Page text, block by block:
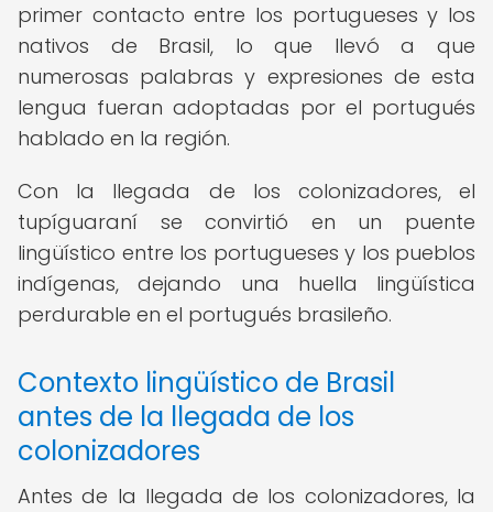
primer contacto entre los portugueses y los
nativos de Brasil, lo que llevó a que
numerosas palabras y expresiones de esta
lengua fueran adoptadas por el portugués
hablado en la región.
Con la llegada de los colonizadores, el
tupíguaraní se convirtió en un puente
lingüístico entre los portugueses y los pueblos
indígenas, dejando una huella lingüística
perdurable en el portugués brasileño.
Contexto lingüístico de Brasil
antes de la llegada de los
colonizadores
Antes de la llegada de los colonizadores, la